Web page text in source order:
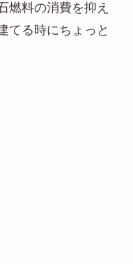
燃料の消費を抑え
てる時にちょっと